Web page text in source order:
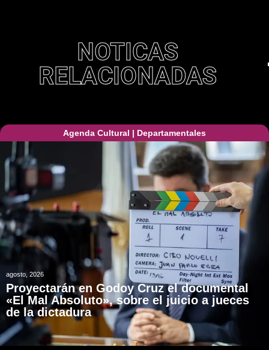
NOTICAS
RELACIONADAS
Agenda Cultural | Departamentales
agosto, 2026
Proyectarán en Godoy Cruz el documental
«El Mal Absoluto», sobre el juicio a jueces
de la dictadura